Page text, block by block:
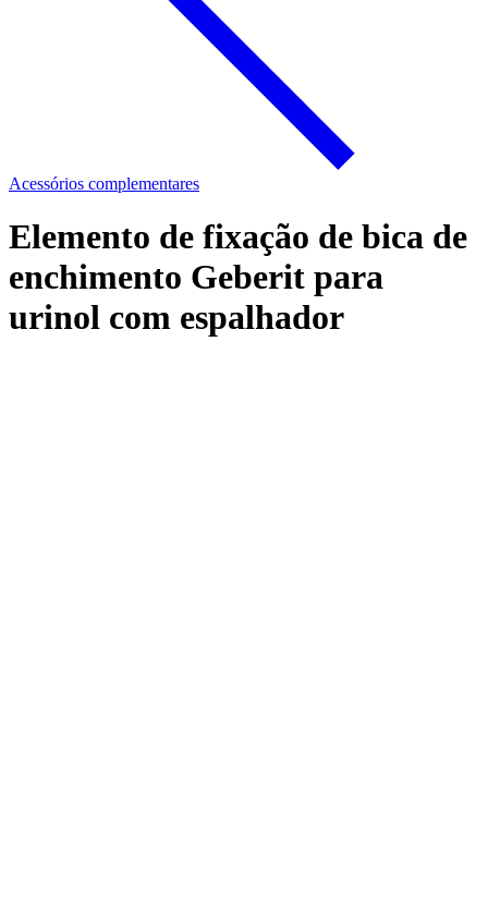
Acessórios complementares
Elemento de fixação de bica de
enchimento Geberit para
urinol com espalhador